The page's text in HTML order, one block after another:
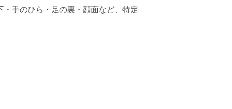
手のひら・足の裏・顔面など、特定